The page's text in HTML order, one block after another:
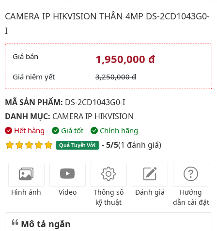
Hình ảnh đại diện của sản phẩm Camera IP HIKVISION Thân
CAMERA IP HIKVISION THÂN 4MP DS-2CD1043G0-
I
Giá và khuyến mãi
Giá bán 1,950,000 đ
Giá niêm yết 3,250,000 đ
MÃ SẢN PHẨM: DS-2CD1043G0-I
DANH MỤC: CAMERA IP HIKVISION
Hết hàng Giá tốt Chính hãng
Quá Tuyệt Vời -5/5(1 đánh giá)
Hình ảnh Video
Thông số
kỹ thuật
Đánh giá
Hướng
dẫn cài đặt
Mô tả ngắn